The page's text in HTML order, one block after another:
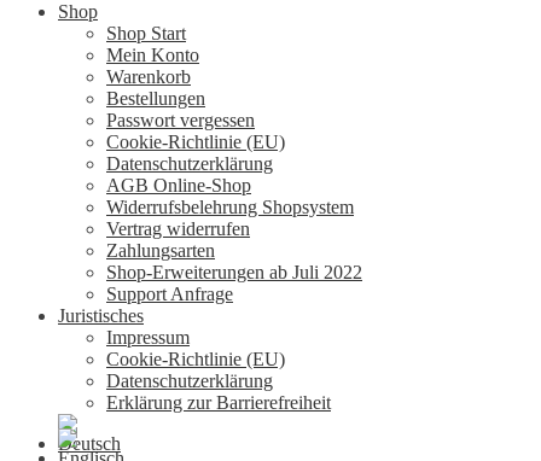
Shop
Shop Start
Mein Konto
Warenkorb
Bestellungen
Passwort vergessen
Cookie-Richtlinie (EU)
Datenschutzerklärung
AGB Online-Shop
Widerrufsbelehrung Shopsystem
Vertrag widerrufen
Zahlungsarten
Shop-Erweiterungen ab Juli 2022
Support Anfrage
Juristisches
Impressum
Cookie-Richtlinie (EU)
Datenschutzerklärung
Erklärung zur Barrierefreiheit